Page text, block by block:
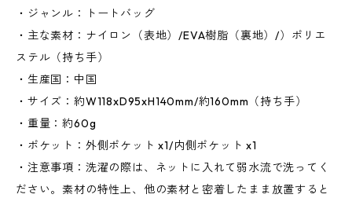
・ジャンル：トートバッグ
・主な素材：ナイロン（表地）/EVA樹脂（裏地）/）ポリエ
ステル（持ち手）
・生産国：中国
・サイズ：約W118xD95xH140mm/約160mm（持ち手）
・重量：約60g
・ポケット：外側ポケット x1/内側ポケット x1
・注意事項：洗濯の際は、ネットに入れて弱水流で洗ってく
ださい。素材の特性上、他の素材と密着したまま放置すると